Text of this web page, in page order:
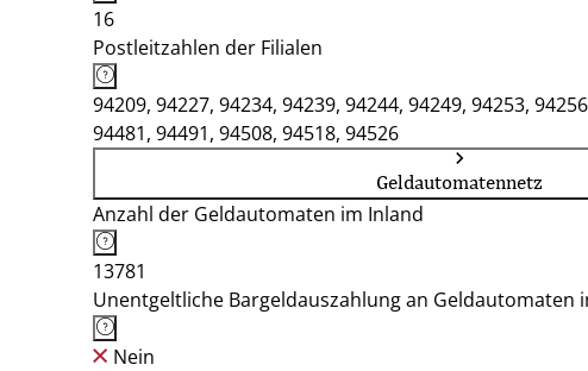
16
Postleitzahlen der Filialen
94209, 94227, 94234, 94239, 94244, 94249, 94253,
94481, 94491, 94508, 94518, 94526
Geldautomatennetz
Anzahl der Geldautomaten im Inland
13781
Unentgeltliche Bargeldauszahlung an Geldautomaten
Nein